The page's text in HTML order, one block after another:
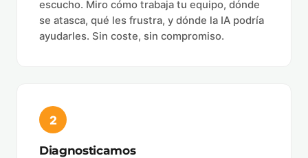
escucho. Miro cómo trabaja tu equipo, dónde
se atasca, qué les frustra, y dónde la IA podría
ayudarles. Sin coste, sin compromiso.
2
Diagnosticamos